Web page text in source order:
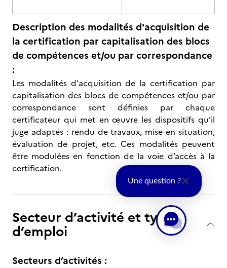
Description des modalités d'acquisition de
la certification par capitalisation des blocs
de compétences et/ou par correspondance
:
Les modalités d'acquisition de la certification par
capitalisation des blocs de compétences et/ou par
correspondance sont définies par chaque
certificateur qui met en œuvre les dispositifs qu’il
juge adaptés : rendu de travaux, mise en situation,
évaluation de projet, etc. Ces modalités peuvent
être modulées en fonction de la voie d’accès à la
certification.
Secteur d’activité et type
d’emploi
Secteurs d’activités :
Une question ?